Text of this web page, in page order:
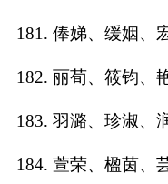
181. 俸娣、缓姻、
182. 丽荀、筱钧、
183. 羽潞、珍淑、
184. 萱荣、楹茵、